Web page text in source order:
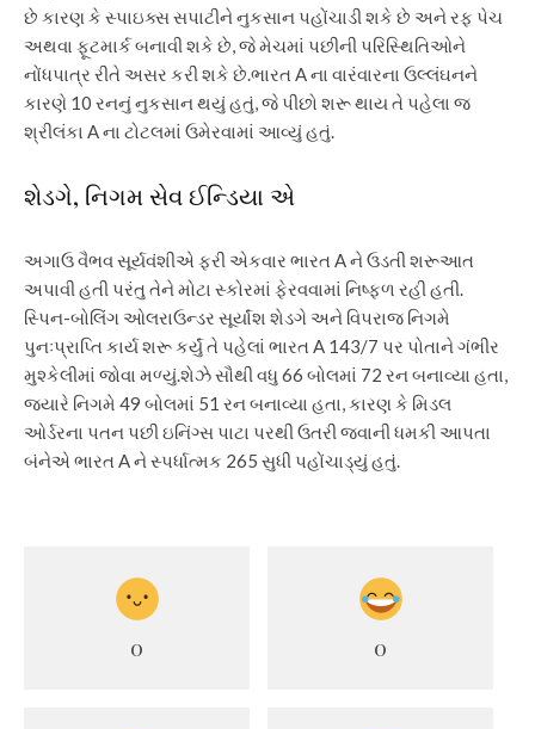
છે કારણ કે સ્પાઇક્સ સપાટીને નુકસાન પહોંચાડી શકે છે અને રફ પેચ
અથવા ફૂટમાર્ક બનાવી શકે છે, જે મેચમાં પછીની પરિસ્થિતિઓને
નોંધપાત્ર રીતે અસર કરી શકે છે.ભારત A ના વારંવારના ઉલ્લંઘનને
કારણે 10 રનનું નુકસાન થયું હતું, જે પીછો શરૂ થાય તે પહેલા જ
શ્રીલંકા A ના ટોટલમાં ઉમેરવામાં આવ્યું હતું.
શેડગે, નિગમ સેવ ઈન્ડિયા એ
અગાઉ વૈભવ સૂર્યવંશીએ ફરી એકવાર ભારત A ને ઉડતી શરૂઆત
અપાવી હતી પરંતુ તેને મોટા સ્કોરમાં ફેરવવામાં નિષ્ફળ રહી હતી.
સ્પિન-બોલિંગ ઓલરાઉન્ડર સૂર્યાંશ શેડગે અને વિપરાજ નિગમે
પુનઃપ્રાપ્તિ કાર્ય શરૂ કર્યું તે પહેલાં ભારત A 143/7 પર પોતાને ગંભીર
મુશ્કેલીમાં જોવા મળ્યું.શેઝે સૌથી વધુ 66 બોલમાં 72 રન બનાવ્યા હતા,
જ્યારે નિગમે 49 બોલમાં 51 રન બનાવ્યા હતા, કારણ કે મિડલ
ઓર્ડરના પતન પછી ઇનિંગ્સ પાટા પરથી ઉતરી જવાની ધમકી આપતા
બંનેએ ભારત A ને સ્પર્ધાત્મક 265 સુધી પહોંચાડ્યું હતું.
0 0